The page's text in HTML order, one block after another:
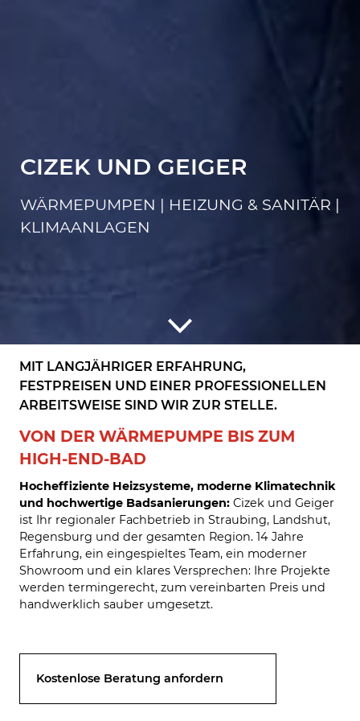
CIZEK UND GEIGER
WÄRMEPUMPEN | HEIZUNG & SANITÄR |
KLIMAANLAGEN
MIT LANGJÄHRIGER ERFAHRUNG,
FESTPREISEN UND EINER PROFESSIONELLEN
ARBEITSWEISE SIND WIR ZUR STELLE.
VON DER WÄRMEPUMPE BIS ZUM
HIGH-END-BAD
Hocheffiziente Heizsysteme, moderne Klimatechnik
und hochwertige Badsanierungen:Cizek und Geiger
ist Ihr regionaler Fachbetrieb in Straubing, Landshut,
Regensburg und der gesamten Region. 14 Jahre
Erfahrung, ein eingespieltes Team, ein moderner
Showroom und ein klares Versprechen: Ihre Projekte
werden termingerecht, zum vereinbarten Preis und
handwerklich sauber umgesetzt.
Kostenlose Beratung anfordern